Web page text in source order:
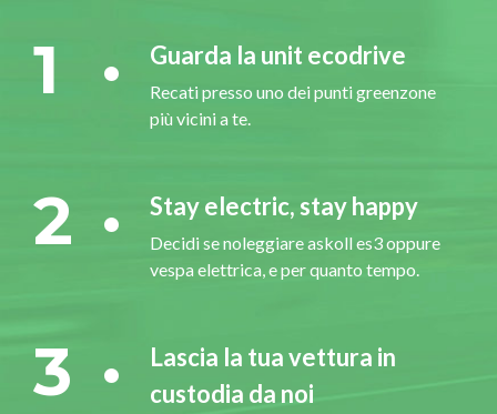
1 Guarda la unit ecodrive
Recati presso uno dei punti greenzone
più vicini a te.
2 Stay electric, stay happy
Decidi se noleggiare askoll es3 oppure
vespa elettrica, e per quanto tempo.
3
Lascia la tua vettura in
custodia da noi